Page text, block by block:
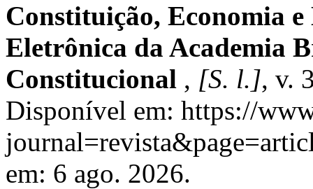
Constituição, Economia
Eletrônica da Academia
Constitucional , [S. l.], v.
Disponível em: https://
em: 6 ago. 2026.